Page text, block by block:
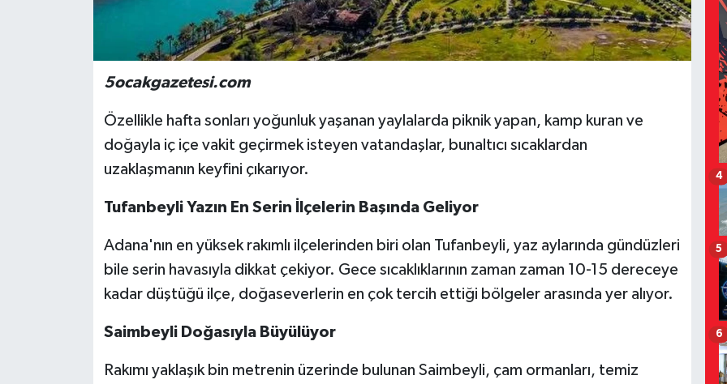
5ocakgazetesi.com
Özellikle hafta sonları yoğunluk yaşanan yaylalarda piknik yapan, kamp kuran ve
doğayla iç içe vakit geçirmek isteyen vatandaşlar, bunaltıcı sıcaklardan
uzaklaşmanın keyfini çıkarıyor.
Tufanbeyli Yazın En Serin İlçelerin Başında Geliyor
Adana'nın en yüksek rakımlı ilçelerinden biri olan Tufanbeyli, yaz aylarında gündüzleri
bile serin havasıyla dikkat çekiyor. Gece sıcaklıklarının zaman zaman 10-15 dereceye
kadar düştüğü ilçe, doğaseverlerin en çok tercih ettiği bölgeler arasında yer alıyor.
Saimbeyli Doğasıyla Büyülüyor
Rakımı yaklaşık bin metrenin üzerinde bulunan Saimbeyli, çam ormanları, temiz
4
5
6
Yurttan